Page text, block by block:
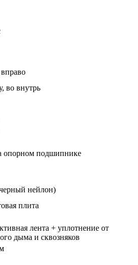
во внутрь
опорном подшипнике
нейлон)
плита
лента + уплотнение от
дыма и сквозняков